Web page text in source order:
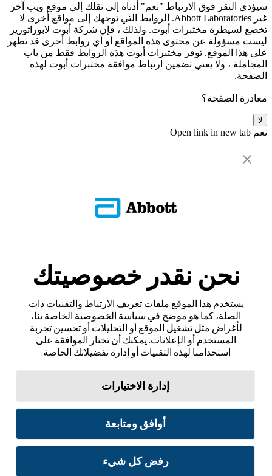
سيؤدي النقر فوق الارتباط "نعم" أدناه إلى نقلك إلى موقع ويب آخر
غير Abbott Laboratories. الروابط التي توجهك إلى مواقع أخرى لا
تخضع لسيطرة مختبرات أبوت. ولذلك ، فإن شركة أبوت لابوراتوريز
ليست مسؤولة عن محتوى هذه المواقع أو أي روابط أخرى قد تظهر
على هذا الموقع. توفر مختبرات أبوت هذه الروابط فقط من باب
المجاملة ، ولا يعني تضمين ارتباط موافقة مختبرات أبوت لهذه
الصفحة.
مغادرة الصفحة؟
لا
نعم Open link in new tab
نحن نقدر خصوصيتك
يستخدم هذا الموقع ملفات تعريف الارتباط والتقنيات ذات
الصلة، كما هو موضح في سياسة الخصوصية الخاصة بنا،
لأغراض مثل تشغيل الموقع أو التحليلات أو تحسين تجربة
المستخدم أو الإعلانات. يمكنك أن تختار الموافقة على
استخدامنا لهذه التقنيات أو إدارة تفضيلاتك الخاصة.
إدارة الاختيارات
أوافق ومتابعة
رفض كل شيء